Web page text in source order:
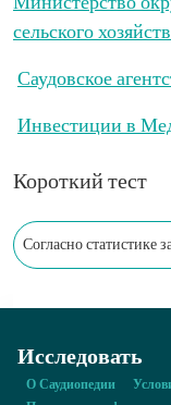
сельского
Саудовское
Инвестиции в
Короткий тест
Согласно статистике
Исследовать
О Саудиопедии